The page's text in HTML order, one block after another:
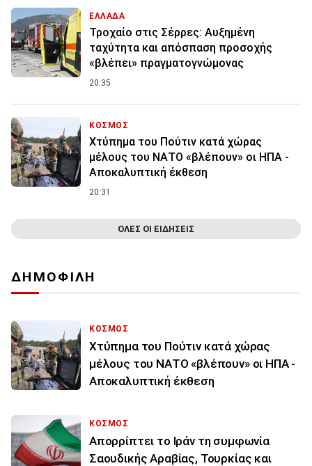
ΕΛΛΑΔΑ
Τροχαίο στις Σέρρες: Αυξημένη
ταχύτητα και απόσπαση προσοχής
«βλέπει» πραγματογνώμονας
20:35
ΚΟΣΜΟΣ
Χτύπημα του Πούτιν κατά χώρας
μέλους του ΝΑΤΟ «βλέπουν» οι ΗΠΑ -
Αποκαλυπτική έκθεση
20:31
ΟΛΕΣ ΟΙ ΕΙΔΗΣΕΙΣ
ΔΗΜΟΦΙΛΗ
ΚΟΣΜΟΣ
Χτύπημα του Πούτιν κατά χώρας
μέλους του ΝΑΤΟ «βλέπουν» οι ΗΠΑ -
Αποκαλυπτική έκθεση
ΚΟΣΜΟΣ
Απορρίπτει το Ιράν τη συμφωνία
Σαουδικής Αραβίας, Τουρκίας και